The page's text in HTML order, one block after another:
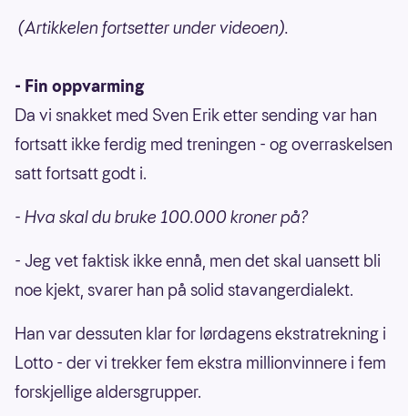
(Artikkelen fortsetter under videoen).
- Fin oppvarming
Da vi snakket med Sven Erik etter sending var han
fortsatt ikke ferdig med treningen - og overraskelsen
satt fortsatt godt i.
- Hva skal du bruke 100.000 kroner på?
- Jeg vet faktisk ikke ennå, men det skal uansett bli
noe kjekt, svarer han på solid stavangerdialekt.
Han var dessuten klar for lørdagens ekstratrekning i
Lotto - der vi trekker fem ekstra millionvinnere i fem
forskjellige aldersgrupper.